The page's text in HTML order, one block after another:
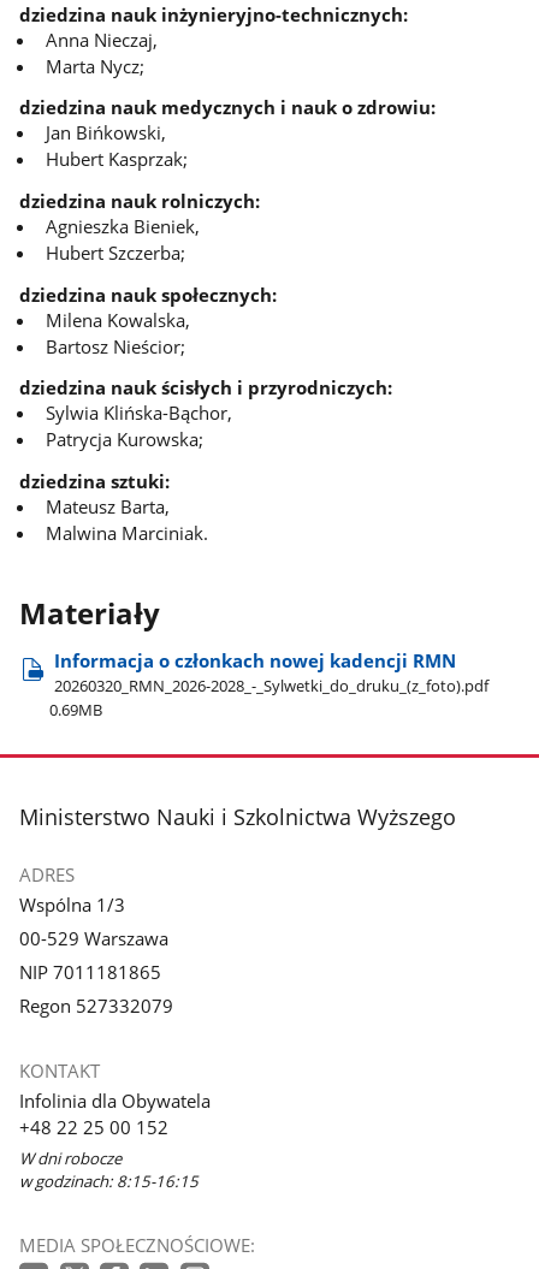
dziedzina nauk inżynieryjno-technicznych:
Anna Nieczaj,
Marta Nycz;
dziedzina nauk medycznych i nauk o zdrowiu:
Jan Bińkowski,
Hubert Kasprzak;
dziedzina nauk rolniczych:
Agnieszka Bieniek,
Hubert Szczerba;
dziedzina nauk społecznych:
Milena Kowalska,
Bartosz Nieścior;
dziedzina nauk ścisłych i przyrodniczych:
Sylwia Klińska-Bąchor,
Patrycja Kurowska;
dziedzina sztuki:
Mateusz Barta,
Malwina Marciniak.
Materiały
Informacja o członkach nowej kadencji RMN
20260320​_RMN​_2026-2028​_-​_Sylwetki​_do​_druku​_(z​_foto).pdf
0.69MB
stopka
Ministerstwo Nauki i Szkolnictwa Wyższego
ADRES
Wspólna 1/3
00-529 Warszawa
NIP 7011181865
Regon 527332079
KONTAKT
Infolinia dla Obywatela
+48 22 25 00 152
W dni robocze
w godzinach: 8:15-16:15
MEDIA SPOŁECZNOŚCIOWE: